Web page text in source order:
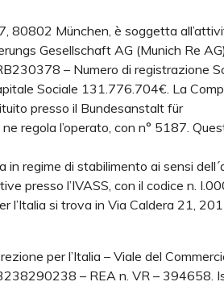
80802 München, è soggetta
Gesellschaft AG (Munich Re
– Numero di registrazione
Sociale 131.776.704€. La
presso il Bundesanstalt für
regola l’operato, con n° 5187.
regime di stabilimento ai sensi
presso l’IVASS, con il codice n.
l’Italia si trova in Via Caldera 21,
per l’Italia – Viale del
– REA n. VR – 394658.